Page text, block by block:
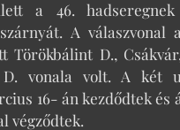
a 46.
A válaszvonal
Törökbálint D.,
D. vonala volt. A két
16- án kezdődtek és
végződtek.